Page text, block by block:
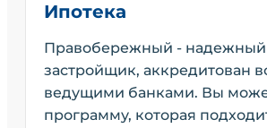
Ипотека
Правобережный - надежный
застройщик, аккредитован
ведущими банками. Вы
программу, которая